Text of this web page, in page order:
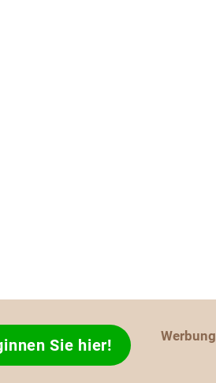
Sie hier! Werbung